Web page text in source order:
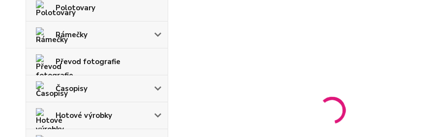
Polotovary
Rámečky
Převod fotografie
Časopisy
Hotové výrobky